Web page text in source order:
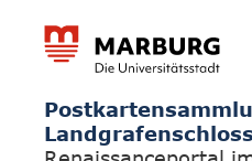
Landgrafenschloss